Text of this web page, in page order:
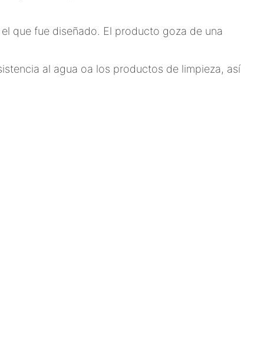
que fue diseñado. El producto goza de una
al agua oa los productos de limpieza, así